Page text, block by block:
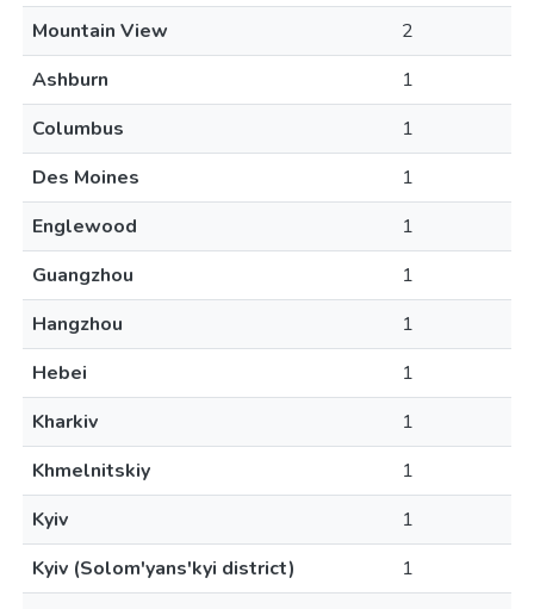
Mountain View
2
Ashburn
1
Columbus
1
Des Moines
1
Englewood
1
Guangzhou
1
Hangzhou
1
Hebei
1
Kharkiv
1
Khmelnitskiy
1
Kyiv
1
Kyiv (Solom'yans'kyi district)
1